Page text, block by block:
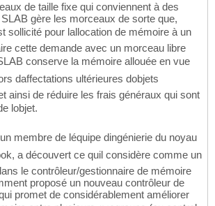
de taille fixe qui conviennent à des
gère les morceaux de sorte que,
sollicité pour lallocation de mémoire à un
cette demande avec un morceau libre
conserve la mémoire allouée en vue
daffectations ultérieures dobjets
ainsi de réduire les frais généraux qui sont
lobjet.
membre de léquipe dingénierie du noyau
a découvert ce quil considère comme un
le contrôleur/gestionnaire de mémoire
proposé un nouveau contrôleur de
promet de considérablement améliorer